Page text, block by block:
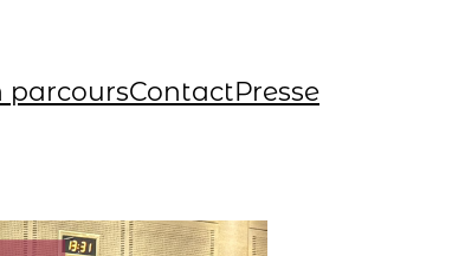
parcoursContactPresse